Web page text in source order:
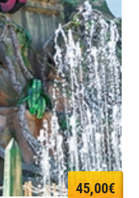
45,00€